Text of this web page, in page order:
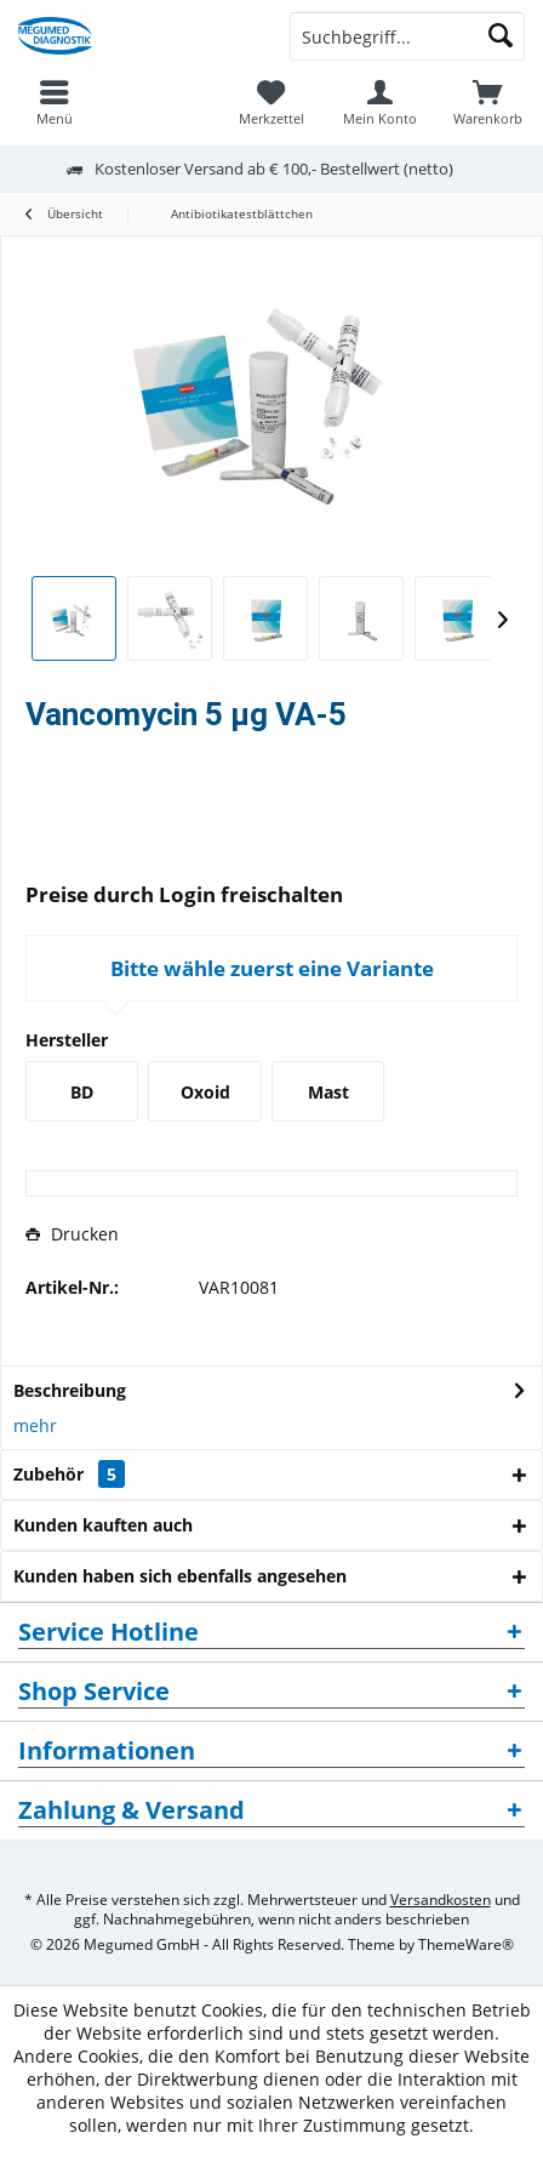
Kostenloser Versand ab € 100,- Bestellwert (netto)
Warenkorb
Merkzettel Mein Konto
Menü
Übersicht Antibiotikatestblättchen
Vancomycin 5 µg VA-5
Preise durch Login freischalten
Bitte wähle zuerst eine Variante
Hersteller
BD Oxoid Mast
Drucken
Artikel-Nr.: VAR10081
Beschreibung
mehr
Zubehör 5
Kunden kauften auch
Kunden haben sich ebenfalls angesehen
Service Hotline
Shop Service
Informationen
Zahlung & Versand
* Alle Preise verstehen sich zzgl. Mehrwertsteuer undVersandkostenund
ggf. Nachnahmegebühren, wenn nicht anders beschrieben
© 2026 Megumed GmbH - All Rights Reserved. Theme byThemeWare®
Diese Website benutzt Cookies, die für den technischen Betrieb
der Website erforderlich sind und stets gesetzt werden.
Andere Cookies, die den Komfort bei Benutzung dieser Website
erhöhen, der Direktwerbung dienen oder die Interaktion mit
anderen Websites und sozialen Netzwerken vereinfachen
sollen, werden nur mit Ihrer Zustimmung gesetzt.